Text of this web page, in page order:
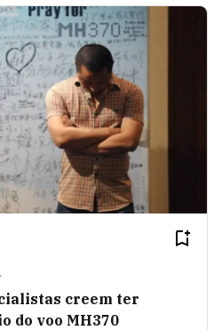
creem ter
do voo MH370